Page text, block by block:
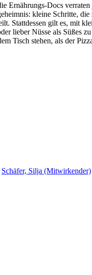
Ernährungs-Docs
kleine Schritte,
Stattdessen gilt es, mit
lieber Nüsse als Süßes
Tisch stehen, als der
Schäfer, Silja (Mitwirkender)